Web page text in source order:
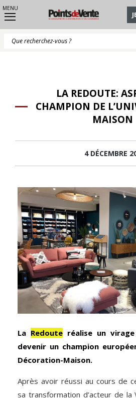
MENU
LA REDOUTE:
CHAMPION DE
MAISON
4 DÉCEMBRE
La Redoute réalise un
devenir un champion
Décoration-Maison.
Après avoir réussi au cours de
sa transformation d’acteur de la